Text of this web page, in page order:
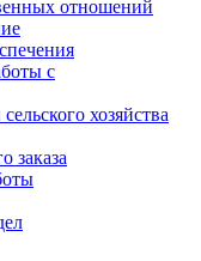
отношений
с
хозяйства
заказа